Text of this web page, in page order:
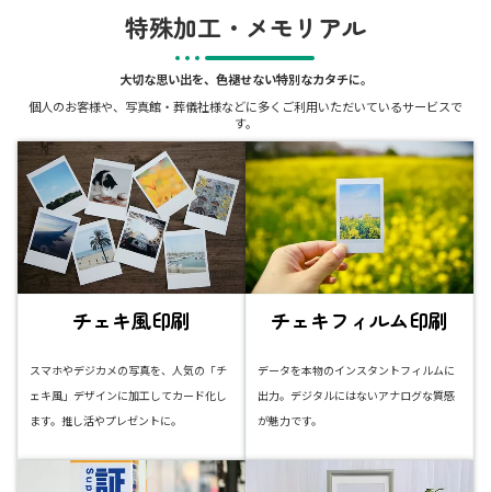
特殊加工・メモリアル
大切な思い出を、色褪せない特別なカタチに。
個人のお客様や、写真館・葬儀社様などに多くご利用いただいているサービスで
す。
チェキ風印刷
スマホやデジカメの写真を、人気の「チ
ェキ風」デザインに加工してカード化し
ます。推し活やプレゼントに。
チェキフィルム印刷
データを本物のインスタントフィルムに
出力。デジタルにはないアナログな質感
が魅力です。